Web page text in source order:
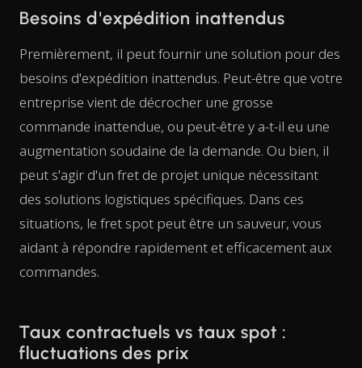
Besoins d'expédition inattendus
Premièrement, il peut fournir une solution pour des
besoins d'expédition inattendus. Peut-être que votre
entreprise vient de décrocher une grosse
commande inattendue, ou peut-être y a-t-il eu une
augmentation soudaine de la demande. Ou bien, il
peut s'agir d'un fret de projet unique nécessitant
des solutions logistiques spécifiques. Dans ces
situations, le fret spot peut être un sauveur, vous
aidant à répondre rapidement et efficacement aux
commandes.
Taux contractuels vs taux spot :
fluctuations des prix